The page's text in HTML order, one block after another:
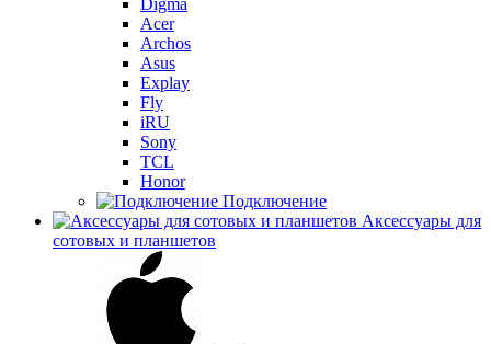
Digma
Acer
Archos
Asus
Explay
Fly
iRU
Sony
TCL
Honor
Подключение
Аксессуары для
сотовых и планшетов